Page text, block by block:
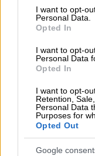
consent section.
I want to opt-
Personal Data.
Opted In
I want to opt-
Personal Data
Opted In
I want to opt-
Retention,
Personal Data
Purposes for
Opted Out
Google
Κατόπιν
από
Τμήματος
έρευνα στις
προσώπων,
βρέθηκαν να
σε γλάστρες
τέσσερα
συσκευασίες